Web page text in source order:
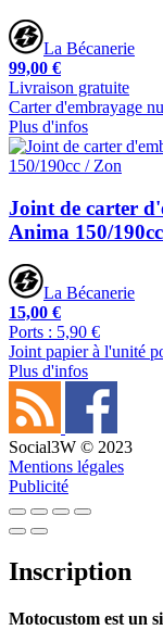
La Bécanerie
99,00 €
Livraison gratuite
Carter d'embrayage nu
Plus d'infos
Joint de carter
Anima 150/
La Bécanerie
15,00 €
Ports : 5,90 €
Joint papier à l'unité
Plus d'infos
Social3W © 2023
Mentions légales
Publicité
Inscription
Motocustom est un